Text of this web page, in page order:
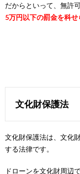
だからといって、無許
5万円以下の罰金を科せ
文化財保護法
文化財保護法は、文化
する法律です。
ドローンを文化財周辺